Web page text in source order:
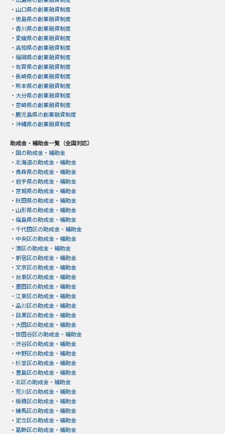
・ 山口県の創業融資制度
・ 徳島県の創業融資制度
・ 香川県の創業融資制度
・ 愛媛県の創業融資制度
・ 高知県の創業融資制度
・ 福岡県の創業融資制度
・ 佐賀県の創業融資制度
・ 長崎県の創業融資制度
・ 熊本県の創業融資制度
・ 大分県の創業融資制度
・ 宮崎県の創業融資制度
・ 鹿児島県の創業融資制度
・ 沖縄県の創業融資制度
助成金・補助金一覧（全国対応）
・ 国の助成金・補助金
・ 北海道の助成金・補助金
・ 青森県の助成金・補助金
・ 岩手県の助成金・補助金
・ 宮城県の助成金・補助金
・ 秋田県の助成金・補助金
・ 山形県の助成金・補助金
・ 福島県の助成金・補助金
・ 千代田区の助成金・補助金
・ 中央区の助成金・補助金
・ 港区の助成金・補助金
・ 新宿区の助成金・補助金
・ 文京区の助成金・補助金
・ 台東区の助成金・補助金
・ 墨田区の助成金・補助金
・ 江東区の助成金・補助金
・ 品川区の助成金・補助金
・ 目黒区の助成金・補助金
・ 大田区の助成金・補助金
・ 世田谷区の助成金・補助金
・ 渋谷区の助成金・補助金
・ 中野区の助成金・補助金
・ 杉並区の助成金・補助金
・ 豊島区の助成金・補助金
・ 北区の助成金・補助金
・ 荒川区の助成金・補助金
・ 板橋区の助成金・補助金
・ 練馬区の助成金・補助金
・ 足立区の助成金・補助金
・ 葛飾区の助成金・補助金